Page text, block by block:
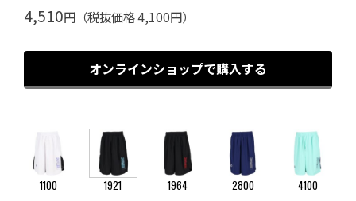
4,510円（税抜価格 4,100円）
オンラインショップで購入する
1100 1921 1964 2800 4100